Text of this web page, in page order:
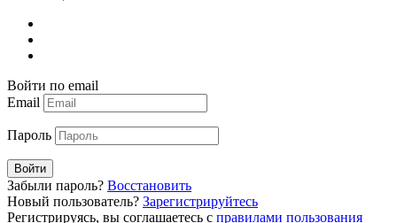
Войти по email
Email
Пароль
Войти
Забыли пароль? Восстановить
Новый пользователь? Зарегистрируйтесь
Регистрируясь, вы соглашаетесь с правилами пользования